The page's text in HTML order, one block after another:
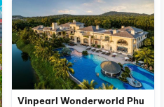
Vinpearl Wonderworld Phu